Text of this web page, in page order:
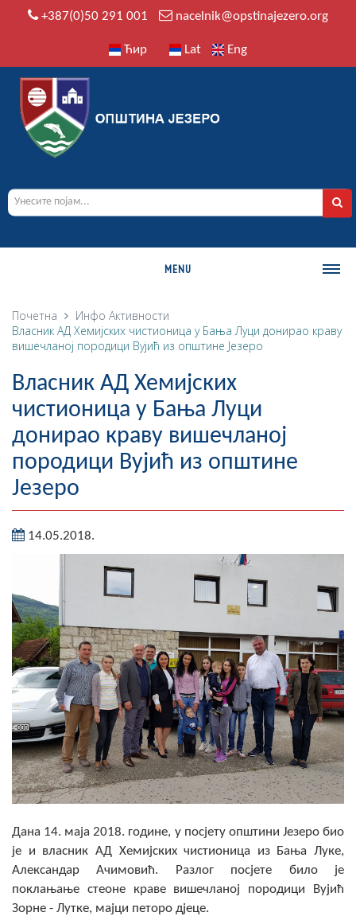
+387(0)50 291 001 nacelnik@opstinajezero.org
Ћир Lat Eng
MENU
О ОПШТИНИ
Историја
Географија
Насељена мјеста
Занимљивости
Фотогалерија
О Начелнику
Замјеник начелника
Извјештај о раду начелника
СКУПШТИНА
Статут Општине
Скупштинско вијеће општине језеро
Састав Скупштине
Службени Гласници
ОПШТИНСКА УПРАВА
ИНФО
Вијести
Почетна Инфо Активности
Власник АД Хемијских чистионица у Бања Луци донирао краву
вишечланој породици Вујић из општинe Језеро
Власник АД Хемијских
чистионица у Бања Луци
донирао краву вишечланој
породици Вујић из општинe
Језеро
14.05.2018.
Дана 14. маја 2018. године, у посјету општини Језеро био
је и власник АД Хемијских чистионица из Бања Луке,
Александар Ачимовић. Разлог посјете било је
поклањање стеоне краве вишечланој породици Вујић
Зорне - Лутке, мајци петоро дјеце.